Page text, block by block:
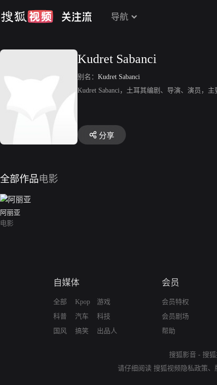
导航
Kudret Sabanci
别名： Kudret Sabanci
Kudret Sabanci，土耳其编剧、导演、演员，
分享
全部作品电影
阿丽亚
电影
自媒体
全部
科普
国风
Kpop
汽车
搞笑
游戏
科技
出品人
会员
会员特权
会员剧场
帮助
搜狐影音 - 搜
请仔细阅读 搜狐视频隐私政策、